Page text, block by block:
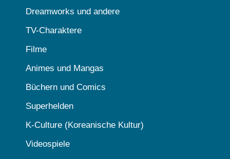
Dreamworks und andere
TV-Charaktere
Filme
Animes und Mangas
Büchern und Comics
Superhelden
K-Culture (Koreanische Kultur)
Videospiele